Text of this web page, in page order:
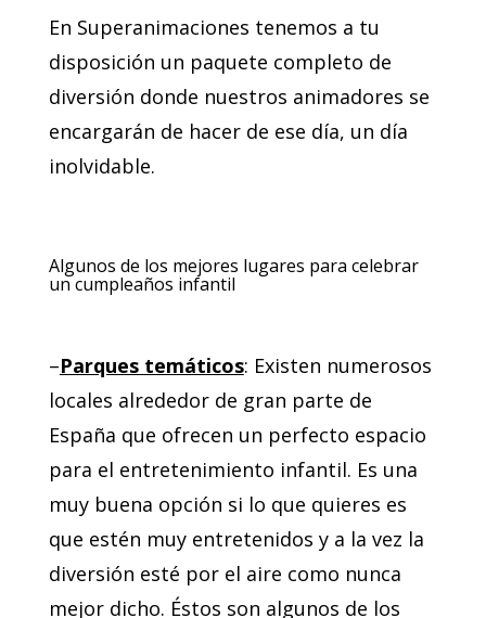
En Superanimaciones tenemos a tu
disposición un paquete completo de
diversión donde nuestros animadores se
encargarán de hacer de ese día, un día
inolvidable.
Algunos de los mejores lugares para celebrar
un cumpleaños infantil
–Parques temáticos: Existen numerosos
locales alrededor de gran parte de
España que ofrecen un perfecto espacio
para el entretenimiento infantil. Es una
muy buena opción si lo que quieres es
que estén muy entretenidos y a la vez la
diversión esté por el aire como nunca
mejor dicho. Éstos son algunos de los